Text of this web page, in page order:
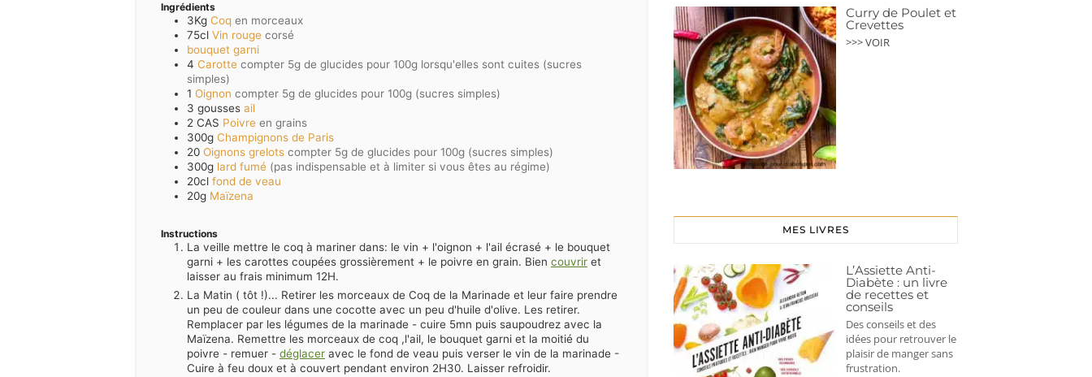
Ingrédients
3Kg Coq en morceaux
75cl Vin rouge corsé
bouquet garni
4 Carotte compter 5g de glucides pour 100g lorsqu'elles sont cuites (sucres
simples)
1 Oignon compter 5g de glucides pour 100g (sucres simples)
3 gousses ail
2 CAS Poivre en grains
300g Champignons de Paris
20 Oignons grelots compter 5g de glucides pour 100g (sucres simples)
300g lard fumé (pas indispensable et à limiter si vous êtes au régime)
20cl fond de veau
20g Maïzena
Instructions
La veille mettre le coq à mariner dans: le vin + l'oignon + l'ail écrasé + le bouquet
garni + les carottes coupées grossièrement + le poivre en grain. Bien couvrir et
laisser au frais minimum 12H.
La Matin ( tôt !)... Retirer les morceaux de Coq de la Marinade et leur faire prendre
un peu de couleur dans une cocotte avec un peu d'huile d'olive. Les retirer.
Remplacer par les légumes de la marinade - cuire 5mn puis saupoudrez avec la
Maïzena. Remettre les morceaux de coq ,l'ail, le bouquet garni et la moitié du
poivre - remuer - déglacer avec le fond de veau puis verser le vin de la marinade -
Cuire à feu doux et à couvert pendant environ 2H30. Laisser refroidir.
Curry de Poulet et
Crevettes
>>> VOIR
MES LIVRES
L’Assiette Anti-
Diabète : un livre
de recettes et
conseils
Des conseils et des
idées pour retrouver le
plaisir de manger sans
frustration.